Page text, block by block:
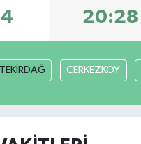
20:28
TEKİRDAĞ ÇERKEZKÖY